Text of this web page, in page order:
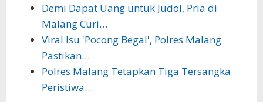
Demi Dapat Uang untuk Judol, Pria di
Malang Curi…
Viral Isu 'Pocong Begal', Polres Malang
Pastikan…
Polres Malang Tetapkan Tiga Tersangka
Peristiwa…